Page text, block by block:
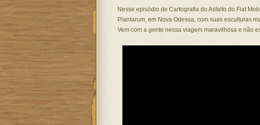
Nesse episódio de Cartografia do Asfalto do Fiat
Plantarum, em Nova Odessa, com suas esculturas
Vem com a gente nessa viagem maravilhosa e não